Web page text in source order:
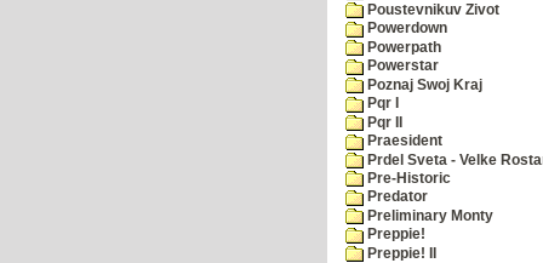
Poustevnikuv Zivot
Powerdown
Powerpath
Powerstar
Poznaj Swoj Kraj
Pqr I
Pqr II
Praesident
Prdel Sveta - Velke
Pre-Historic
Predator
Preliminary Monty
Preppie!
Preppie! II